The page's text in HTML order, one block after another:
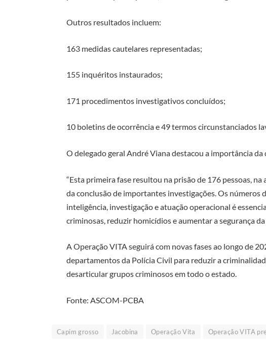
Outros resultados incluem:
163 medidas cautelares representadas;
155 inquéritos instaurados;
171 procedimentos investigativos concluídos;
10 boletins de ocorrência e 49 termos circunstanciados
O delegado geral André Viana destacou a importância da
“Esta primeira fase resultou na prisão de 176 pessoas,
da conclusão de importantes investigações. Os números
inteligência, investigação e atuação operacional é
criminosas, reduzir homicídios e aumentar a segurança da
A Operação VITA seguirá com novas fases ao longo de
departamentos da Polícia Civil para reduzir a
desarticular grupos criminosos em todo o estado.
Fonte: ASCOM-PCBA
Capim grosso Jacobina Operação Vita Operação VITA